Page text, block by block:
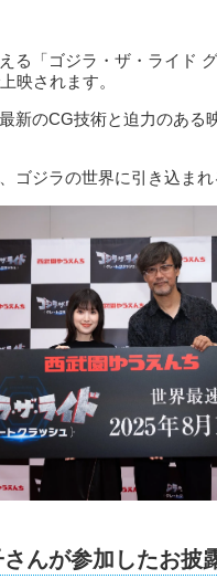
る「ゴジラ・ザ・ライド
映されます。
新のCG技術と迫力のある
ゴジラの世界に引き込まれ
んが参加したお披